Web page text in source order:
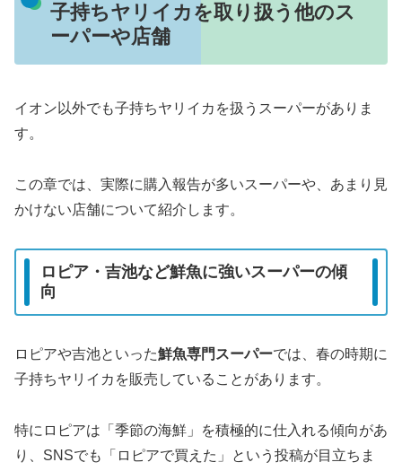
子持ちヤリイカを取り扱う他のス
ーパーや店舗
イオン以外でも子持ちヤリイカを扱うスーパーがありま
す。
この章では、実際に購入報告が多いスーパーや、あまり見
かけない店舗について紹介します。
ロピア・吉池など鮮魚に強いスーパーの傾
向
ロピアや吉池といった鮮魚専門スーパーでは、春の時期に
子持ちヤリイカを販売していることがあります。
特にロピアは「季節の海鮮」を積極的に仕入れる傾向があ
り、SNSでも「ロピアで買えた」という投稿が目立ちま